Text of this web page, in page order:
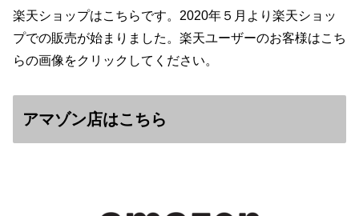
楽天ショップはこちらです。2020年５月より楽天ショッ
プでの販売が始まりました。楽天ユーザーのお客様はこち
らの画像をクリックしてください。
アマゾン店はこちら